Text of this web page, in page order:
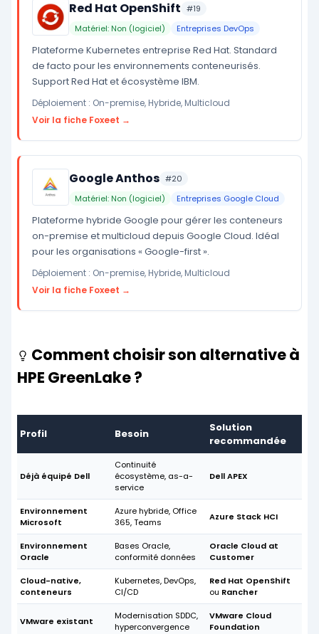
Red Hat OpenShift #19
Matériel: Non (logiciel)
Entreprises DevOps
Plateforme Kubernetes entreprise Red Hat. Standard
de facto pour les environnements conteneurisés.
Support Red Hat et écosystème IBM.
Déploiement : On-premise, Hybride, Multicloud
Voir la fiche Foxeet →
Google Anthos #20
Matériel: Non (logiciel)
Entreprises Google Cloud
Plateforme hybride Google pour gérer les conteneurs
on-premise et multicloud depuis Google Cloud. Idéal
pour les organisations « Google-first ».
Déploiement : On-premise, Hybride, Multicloud
Voir la fiche Foxeet →
Comment choisir son alternative à
HPE GreenLake ?
Profil Besoin
Solution
recommandée
Déjà équipé Dell
Continuité
écosystème, as-a-
service
Dell APEX
Environnement
Microsoft
Azure hybride, Office
365, Teams
Azure Stack HCI
Environnement
Oracle
Bases Oracle,
conformité données
Oracle Cloud at
Customer
Cloud-native,
conteneurs
Kubernetes, DevOps,
CI/CD
Red Hat OpenShift
ou Rancher
VMware existant
Modernisation SDDC,
hyperconvergence
VMware Cloud
Foundation